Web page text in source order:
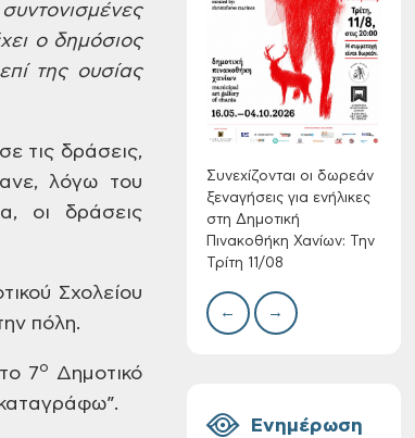
ο δημόσιος
της ουσίας
τις δράσεις,
λόγω του
οι δράσεις
Σχολείου
πόλη.
7ο Δημοτικό
Συνεχίζονται οι
δωρεάν ξεναγήσεις
για ενήλικες στη
Δημοτική
Πινακοθήκη Χανίων:
Την Τρίτη 11/08
08-2026
Συνεχίζονται οι δωρεάν
ξεναγήσεις για ενήλικες
στη Δημοτική
Πινακοθήκη Χανίων: Την
Τρίτη 11/08
← →
Ενημέρωση